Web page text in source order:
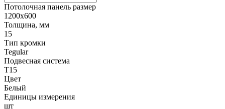
Потолочная панель размер
1200х600
Толщина, мм
15
Тип кромки
Tegular
Подвесная система
Т15
Цвет
Белый
Единицы измерения
шт